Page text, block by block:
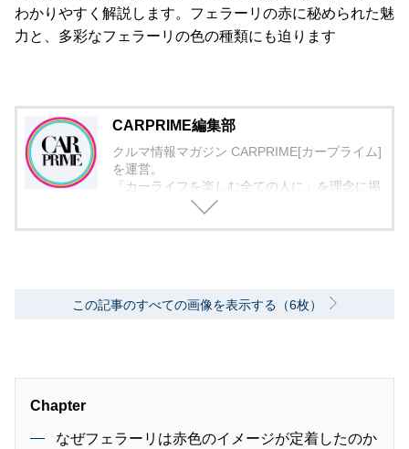
わかりやすく解説します。フェラーリの赤に秘められた魅
力と、多彩なフェラーリの色の種類にも迫ります
CARPRIME編集部
クルマ情報マガジン CARPRIME[カープライム]
を運営。
「カーライフを楽しむ全ての人に」を理念に掲
げ、編集に取り組んでいます。
この記事のすべての画像を表示する（6枚）
Chapter
なぜフェラーリは赤色のイメージが定着したのか